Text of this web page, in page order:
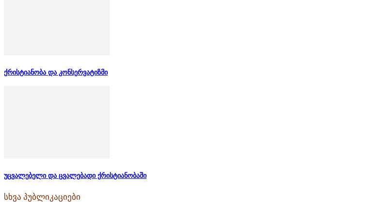
ქრისტიანობა და კონსერვატიზმი
უცვალებელი და ცვალებადი ქრისტიანობაში
სხვა პუბლიკაციები